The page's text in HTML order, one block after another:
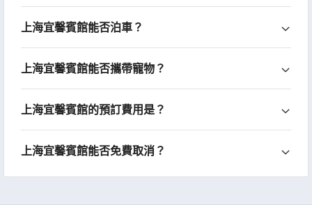
上海宜馨賓館能否泊車？
上海宜馨賓館能否攜帶寵物？
上海宜馨賓館的預訂費用是？
上海宜馨賓館能否免費取消？